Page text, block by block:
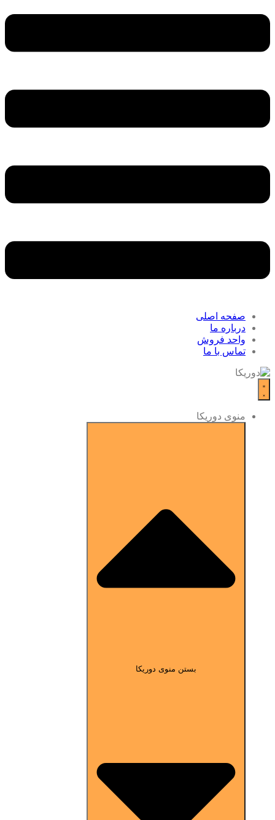
صفحه اصلی
درباره ما
واحد فروش
تماس با ما
منوی دوریکا
بستن منوی دوریکا